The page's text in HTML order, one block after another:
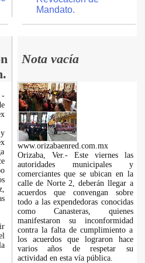
Mandato.
Nota vacía
www.orizabaenred.com.mx
Orizaba, Ver.- Este viernes las
autoridades municipales y
comerciantes que se ubican en la
calle de Norte 2, deberán llegar a
acuerdos que convengan sobre
todo a las expendedoras conocidas
como Canasteras, quienes
manifestaron su inconformidad
contra la falta de cumplimiento a
los acuerdos que lograron hace
varios años de respetar su
actividad en esta vía pública.